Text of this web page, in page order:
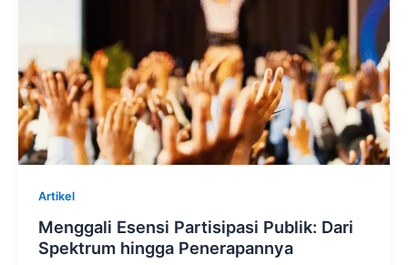
Artikel
Menggali Esensi Partisipasi Publik: Dari
Spektrum hingga Penerapannya